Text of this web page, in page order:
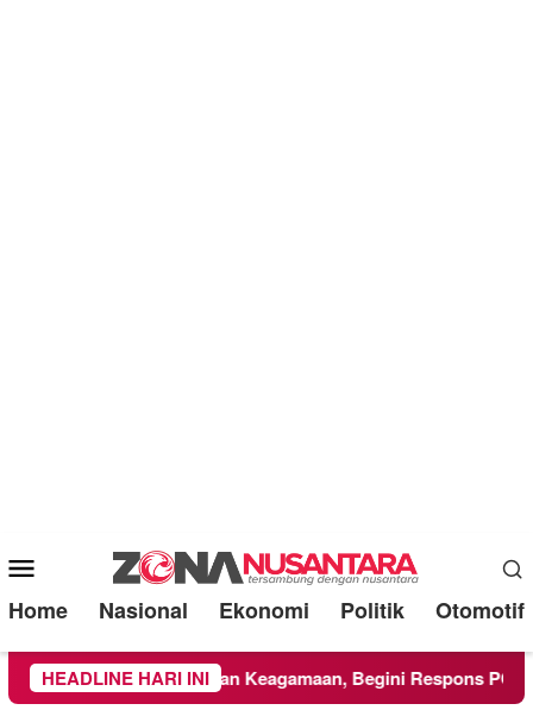
Mobile
Menu
Home Nasional Ekonomi Politik Otomotif
HEADLINE HARI INI
Ikuti Kegiatan Keagamaan, Begini Respons PCNU dan